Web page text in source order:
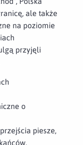
ale także
na poziomie
przyjęli
o
piesze,